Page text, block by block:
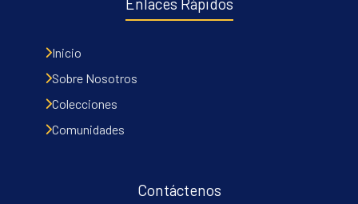
Inicio
Sobre Nosotros
Colecciones
Comunidades
Contáctenos